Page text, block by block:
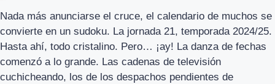
Nada más anunciarse el cruce, el calendario de muchos se
convierte en un sudoku. La jornada 21, temporada 2024/25.
Hasta ahí, todo cristalino. Pero… ¡ay! La danza de fechas
comenzó a lo grande. Las cadenas de televisión
cuchicheando, los de los despachos pendientes de